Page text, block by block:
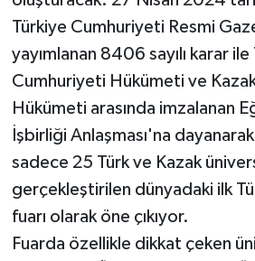
Türkiye Cumhuriyeti Resmi
yayımlanan 8406 sayılı karar ile
Cumhuriyeti Hükümeti ve
Hükümeti arasında imzalanan
İşbirliği Anlaşması'na
sadece 25 Türk ve Kazak
gerçekleştirilen dünyadaki ilk
fuarı olarak öne çıkıyor.
Fuarda özellikle dikkat çeken